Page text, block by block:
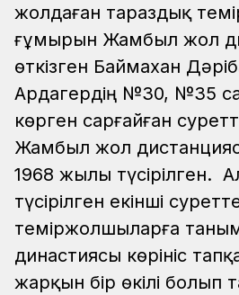
жолдаған тараздық
ғұмырын Жамбыл жол
өткізген Баймахан
Ардагердің №30, №35
көрген сарғайған
Жамбыл жол
1968 жылы түсірілген.
түсірілген екінші
теміржолшыларға
династиясы көрініс
жарқын бір өкілі болып